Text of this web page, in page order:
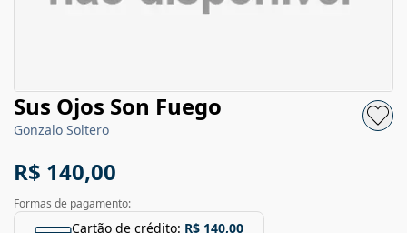
Sus Ojos Son Fuego
Gonzalo Soltero
R$ 140,00
Formas de pagamento:
Cartão de crédito: R$ 140,00